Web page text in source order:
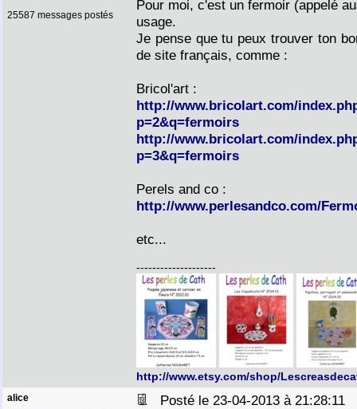
25587 messages postés
Pour moi, c'est un fermoir (appelé
usage.
Je pense que tu peux trouver ton
de site français, comme :
Bricol'art :
http://www.bricolart.com/
p=2&q=fermoirs
http://www.bricolart.com/
p=3&q=fermoirs
Perels and co :
http://www.perlesandco.com/
etc...
--------------------
http://www.etsy.com/shop/
alice Posté le 23-04-2013 à 21:28:11